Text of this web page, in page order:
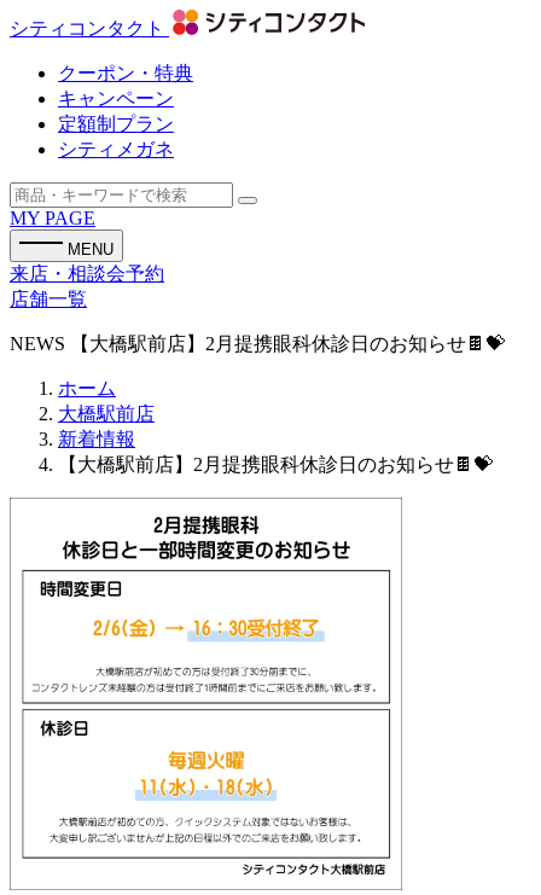
シティコンタクト
クーポン・特典
キャンペーン
定額制プラン
シティメガネ
MY PAGE
MENU
来店・相談会予約
店舗一覧
NEWS 【大橋駅前店】2月提携眼科休診日のお知らせ🍫💝
ホーム
大橋駅前店
新着情報
【大橋駅前店】2月提携眼科休診日のお知らせ🍫💝